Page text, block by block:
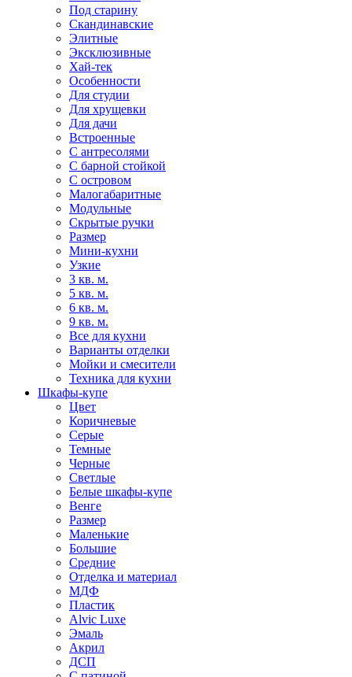
Под старину
Скандинавские
Элитные
Эксклюзивные
Хай-тек
Особенности
Для студии
Для хрущевки
Для дачи
Встроенные
С антресолями
С барной стойкой
С островом
Малогабаритные
Модульные
Скрытые ручки
Размер
Мини-кухни
Узкие
3 кв. м.
5 кв. м.
6 кв. м.
9 кв. м.
Все для кухни
Варианты отделки
Мойки и смесители
Техника для кухни
Шкафы-купе
Цвет
Коричневые
Серые
Темные
Черные
Светлые
Белые шкафы-купе
Венге
Размер
Маленькие
Большие
Средние
Отделка и материал
МДФ
Пластик
Alvic Luxe
Эмаль
Акрил
ДСП